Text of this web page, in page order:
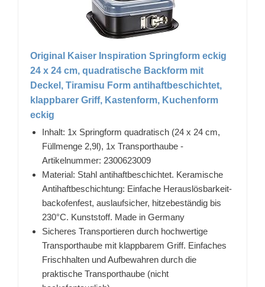
Original Kaiser Inspiration Springform eckig
24 x 24 cm, quadratische Backform mit
Deckel, Tiramisu Form antihaftbeschichtet,
klappbarer Griff, Kastenform, Kuchenform
eckig
Inhalt: 1x Springform quadratisch (24 x 24 cm,
Füllmenge 2,9l), 1x Transporthaube -
Artikelnummer: 2300623009
Material: Stahl antihaftbeschichtet. Keramische
Antihaftbeschichtung: Einfache Herauslösbarkeit-
backofenfest, auslaufsicher, hitzebeständig bis
230°C. Kunststoff. Made in Germany
Sicheres Transportieren durch hochwertige
Transporthaube mit klappbarem Griff. Einfaches
Frischhalten und Aufbewahren durch die
praktische Transporthaube (nicht